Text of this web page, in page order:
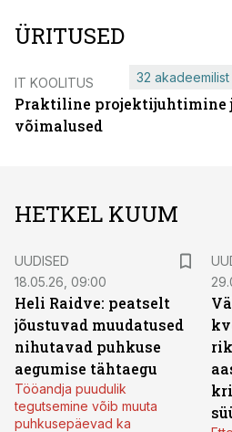
ÜRITUSED
IT KOOLITUS
Praktiline projektijuhtimine
võimalused
32 akadeemilist
HETKEL KUUM
UUDISED
18.05.26, 09:00
Heli Raidve: peatselt
jõustuvad muudatused
nihutavad puhkuse
aegumise tähtaegu
Tööandja puudulik
tegutsemine võib muuta
puhkusepäevad ka